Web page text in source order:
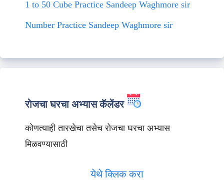
1 to 50 Cube Practice Sandeep Waghmore sir
Number Practice Sandeep Waghmore sir
रोजचा घरचा अभ्यास कॅलेंडर
कोणत्याही तारखेचा तसेच रोजचा घरचा अभ्यास
मिळवण्यासाठी
येथे क्लिक करा